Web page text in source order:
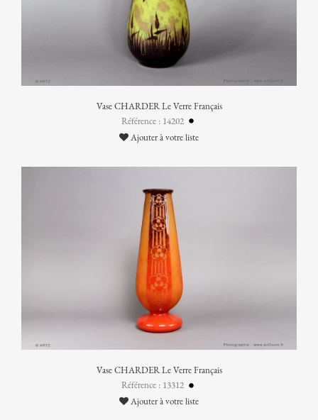
Vase CHARDER Le Verre Français
Référence : 14202
Ajouter à votre liste
Vase CHARDER Le Verre Français
Référence : 13312
Ajouter à votre liste